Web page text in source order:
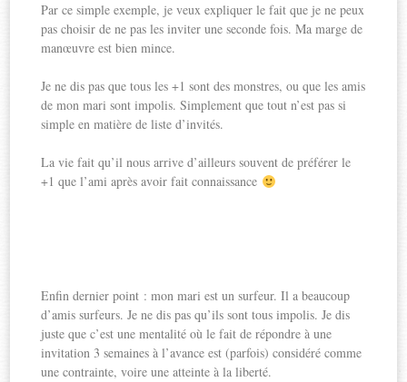
Par ce simple exemple, je veux expliquer le fait que je ne peux
pas choisir de ne pas les inviter une seconde fois. Ma marge de
manœuvre est bien mince.
Je ne dis pas que tous les +1 sont des monstres, ou que les amis
de mon mari sont impolis. Simplement que tout n’est pas si
simple en matière de liste d’invités.
La vie fait qu’il nous arrive d’ailleurs souvent de préférer le
+1 que l’ami après avoir fait connaissance
Enfin dernier point : mon mari est un surfeur. Il a beaucoup
d’amis surfeurs. Je ne dis pas qu’ils sont tous impolis. Je dis
juste que c’est une mentalité où le fait de répondre à une
invitation 3 semaines à l’avance est (parfois) considéré comme
une contrainte, voire une atteinte à la liberté.